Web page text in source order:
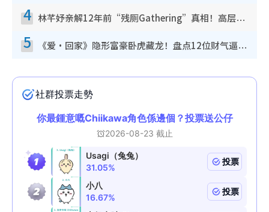
4 林芊妤亲解12年前“残厕Gathering”真相！高层解约一句话重创尊严，至今拒返TVB
5 《爱·回家》隐形富豪卧虎藏龙！盘点12位财气逼人的有钱艺人：这位美女3亿身家不愁做